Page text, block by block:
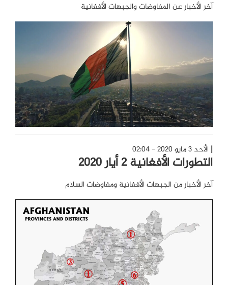
آخر الأخبار عن المفاوضات والجبهات الأفغانية
الأحد 3 مايو 2020 - 02:04
التطورات الأفغانية 2 أيار 2020
آخر الأخبار من الجبهات الأفغانية ومفاوضات السلام